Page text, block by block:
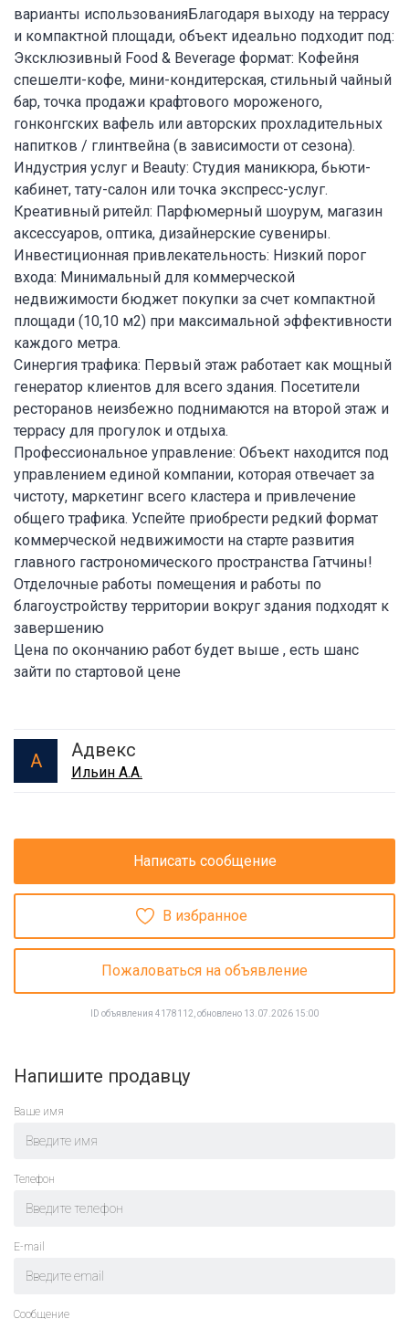
варианты использованияБлагодаря выходу на террасу
и компактной площади, объект идеально подходит под:
Эксклюзивный Food & Beverage формат: Кофейня
спешелти-кофе, мини-кондитерская, стильный чайный
бар, точка продажи крафтового мороженого,
гонконгских вафель или авторских прохладительных
напитков / глинтвейна (в зависимости от сезона).
Индустрия услуг и Beauty: Студия маникюра, бьюти-
кабинет, тату-салон или точка экспресс-услуг.
Креативный ритейл: Парфюмерный шоурум, магазин
аксессуаров, оптика, дизайнерские сувениры.
Инвестиционная привлекательность: Низкий порог
входа: Минимальный для коммерческой
недвижимости бюджет покупки за счет компактной
площади (10,10 м2) при максимальной эффективности
каждого метра.
Синергия трафика: Первый этаж работает как мощный
генератор клиентов для всего здания. Посетители
ресторанов неизбежно поднимаются на второй этаж и
террасу для прогулок и отдыха.
Профессиональное управление: Объект находится под
управлением единой компании, которая отвечает за
чистоту, маркетинг всего кластера и привлечение
общего трафика. Успейте приобрести редкий формат
коммерческой недвижимости на старте развития
главного гастрономического пространства Гатчины!
Отделочные работы помещения и работы по
благоустройству территории вокруг здания подходят к
завершению
Цена по окончанию работ будет выше , есть шанс
зайти по стартовой цене
А Адвекс
Ильин А.А.
Написать сообщение
В избранное
Пожаловаться на объявление
ID объявления 4178112, обновлено 13.07.2026 15:00
Напишите продавцу
Ваше имя
Телефон
E-mail
Cообщение